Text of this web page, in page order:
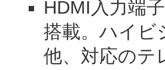
HDMI入力端
搭載。ハイビ
他、対応のテ